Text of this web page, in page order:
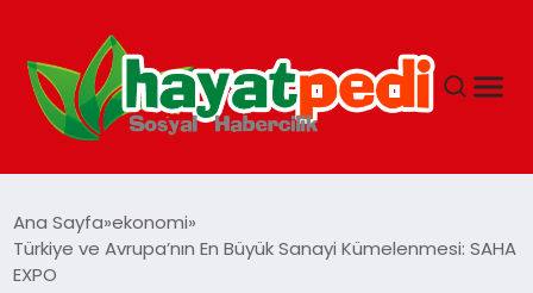
YAŞAM
Ana Sayfa ekonomi
Türkiye ve Avrupa’nın En Büyük Sanayi Kümelenmesi: SAHA
EXPO